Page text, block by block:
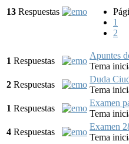
13 Respuestas
1
2
1 Respuestas
Apuntes
Tema
2 Respuestas
Duda
Tema
1 Respuestas
Examen
Tema
4 Respuestas
Examen
Tema